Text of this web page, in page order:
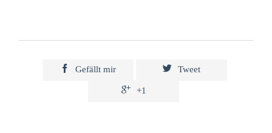
 Gefällt mir  Tweet
 +1